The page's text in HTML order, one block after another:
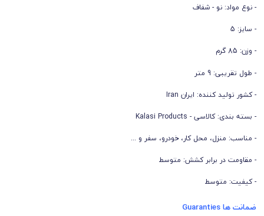
- نوع مواد: نو - شفاف
- سایز: 5
- وزن: 85 گرم
- طول تقریبی: 9 متر
- کشور تولید کننده: ایران Iran
- بسته بندی: کالاسی - Kalasi Products
- مناسب: منزل، محل کار، خودرو، سفر و ...
- مقاومت در برابر کشش: متوسط
- کیفیت: متوسط
ضمانت ها Guaranties